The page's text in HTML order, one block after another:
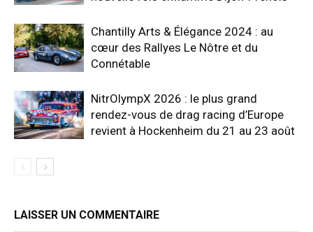
Chantilly Arts & Élégance 2024 : au
cœur des Rallyes Le Nôtre et du
Connétable
NitrOlympX 2026 : le plus grand
rendez-vous de drag racing d’Europe
revient à Hockenheim du 21 au 23 août
LAISSER UN COMMENTAIRE